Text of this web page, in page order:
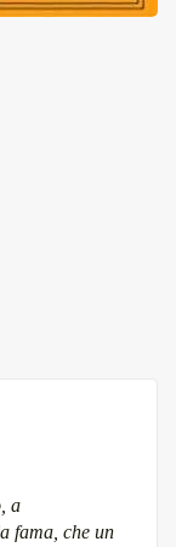
a
fama, che un